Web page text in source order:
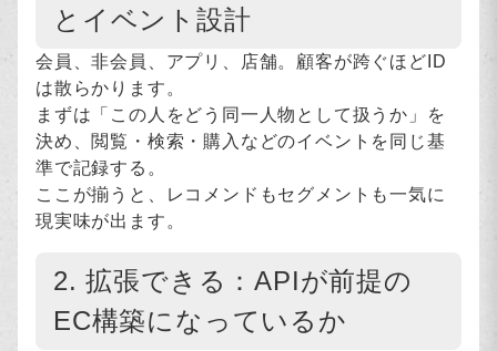
とイベント設計
会員、非会員、アプリ、店舗。顧客が跨ぐほどID
は散らかります。
まずは「この人をどう同一人物として扱うか」を
決め、閲覧・検索・購入などのイベントを同じ基
準で記録する。
ここが揃うと、レコメンドもセグメントも一気に
現実味が出ます。
2. 拡張できる：APIが前提の
EC構築になっているか